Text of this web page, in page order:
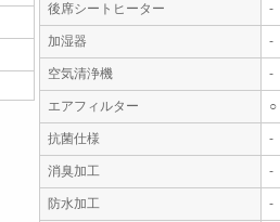
後席シートヒーター -
加湿器 -
空気清浄機 -
エアフィルター ○
抗菌仕様 -
消臭加工 -
防水加工 -